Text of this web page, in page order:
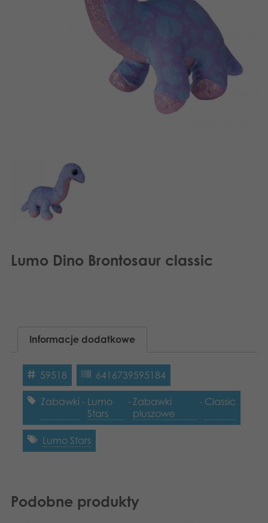
Nederlands
Lumo Dino Brontosaur classic
Informacje dodatkowe
59518 6416739595184
Zabawki - Lumo
Stars
- Zabawki
pluszowe
- Classic
Lumo Stars
Podobne produkty